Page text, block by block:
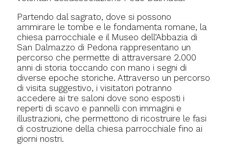
Partendo dal sagrato, dove si possono
ammirare le tombe e le fondamenta romane, la
chiesa parrocchiale e il Museo dell’Abbazia di
San Dalmazzo di Pedona rappresentano un
percorso che permette di attraversare 2.000
anni di storia toccando con mano i segni di
diverse epoche storiche. Attraverso un percorso
di visita suggestivo, i visitatori potranno
accedere ai tre saloni dove sono esposti i
reperti di scavo e pannelli con immagini e
illustrazioni, che permettono di ricostruire le fasi
di costruzione della chiesa parrocchiale fino ai
giorni nostri.